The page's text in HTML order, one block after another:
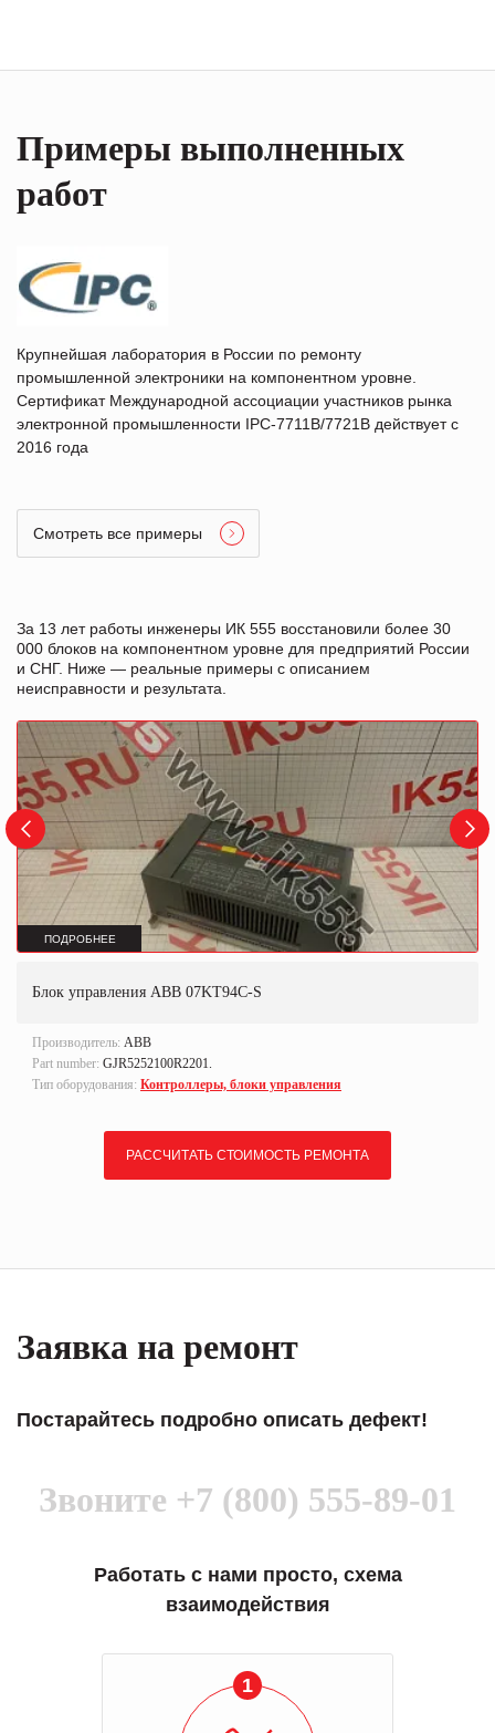
Примеры выполненных
работ
Крупнейшая лаборатория в России по ремонту
промышленной электроники на компонентном уровне.
Сертификат Международной ассоциации участников рынка
электронной промышленности IPC-7711B/7721B действует с
2016 года
Смотреть все примеры
За 13 лет работы инженеры ИК 555 восстановили более 30
000 блоков на компонентном уровне для предприятий России
и СНГ. Ниже — реальные примеры с описанием
неисправности и результата.
ПОДРОБНЕЕ
Блок управления ABB 07KT94C-S
Производитель: ABB
Part number: GJR5252100R2201.
Тип оборудования: Контроллеры, блоки управления
РАССЧИТАТЬ СТОИМОСТЬ РЕМОНТА
Заявка на ремонт
Постарайтесь подробно описать дефект!
Звоните +7 (800) 555-89-01
Работать с нами просто, схема
взаимодействия
1